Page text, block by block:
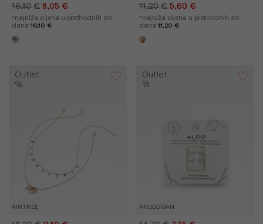
16,10 € 8,05 €
*najniža cijena u prethodnih 30
dana 16,10 €
11,20 € 5,60 €
*najniža cijena u prethodnih 30
dana 11,20 €
AINTREE
Outlet
%
ARDGOWAN
Outlet
%